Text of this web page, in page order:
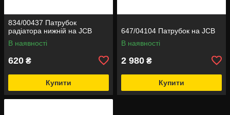
834/00437 Патрубок
радіатора нижній на JCB
В наявності
620 ₴
Купити
647/04104 Патрубок на JCB
В наявності
2 980 ₴
Купити